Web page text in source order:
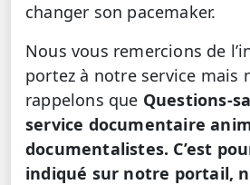
changer son pacemaker.
Nous vous remercions de
portez à notre service mais
rappelons que Questions-
service documentaire
documentalistes. C’est
indiqué sur notre portail,